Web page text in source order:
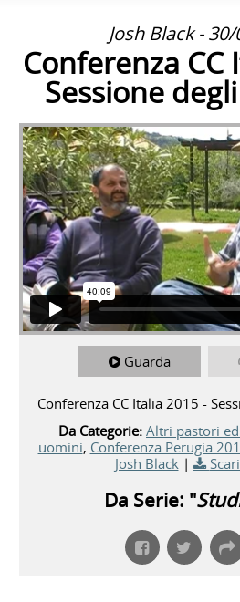
Josh Black -
Conferenza CC
Sessione
Guarda
Conferenza CC Italia 2015 -
Da Categorie: Altri pastori
uomini, Conferenza Perugia
Josh Black |
Da Serie: "